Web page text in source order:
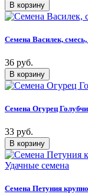
Семена Василек,
36 руб.
Семена Огурец
33 руб.
Семена Петуния